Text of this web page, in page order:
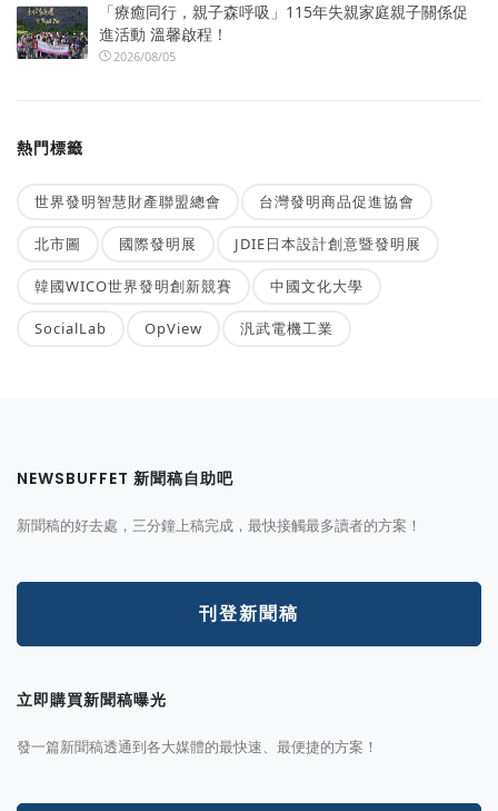
「療癒同行，親子森呼吸」115年失親家庭親子關係促
進活動 溫馨啟程！
2026/08/05
熱門標籤
世界發明智慧財產聯盟總會 台灣發明商品促進協會
北市圖 國際發明展 JDIE日本設計創意暨發明展
韓國WICO世界發明創新競賽 中國文化大學
SocialLab OpView 汎武電機工業
NEWSBUFFET 新聞稿自助吧
新聞稿的好去處，三分鐘上稿完成，最快接觸最多讀者的方案！
刊登新聞稿
立即購買新聞稿曝光
發一篇新聞稿透通到各大媒體的最快速、最便捷的方案！